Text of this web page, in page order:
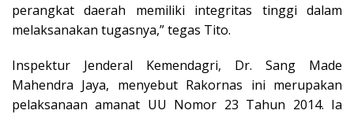
perangkat daerah memiliki integritas tinggi dalam
melaksanakan tugasnya,” tegas Tito.
Inspektur Jenderal Kemendagri, Dr. Sang Made
Mahendra Jaya, menyebut Rakornas ini merupakan
pelaksanaan amanat UU Nomor 23 Tahun 2014. Ia